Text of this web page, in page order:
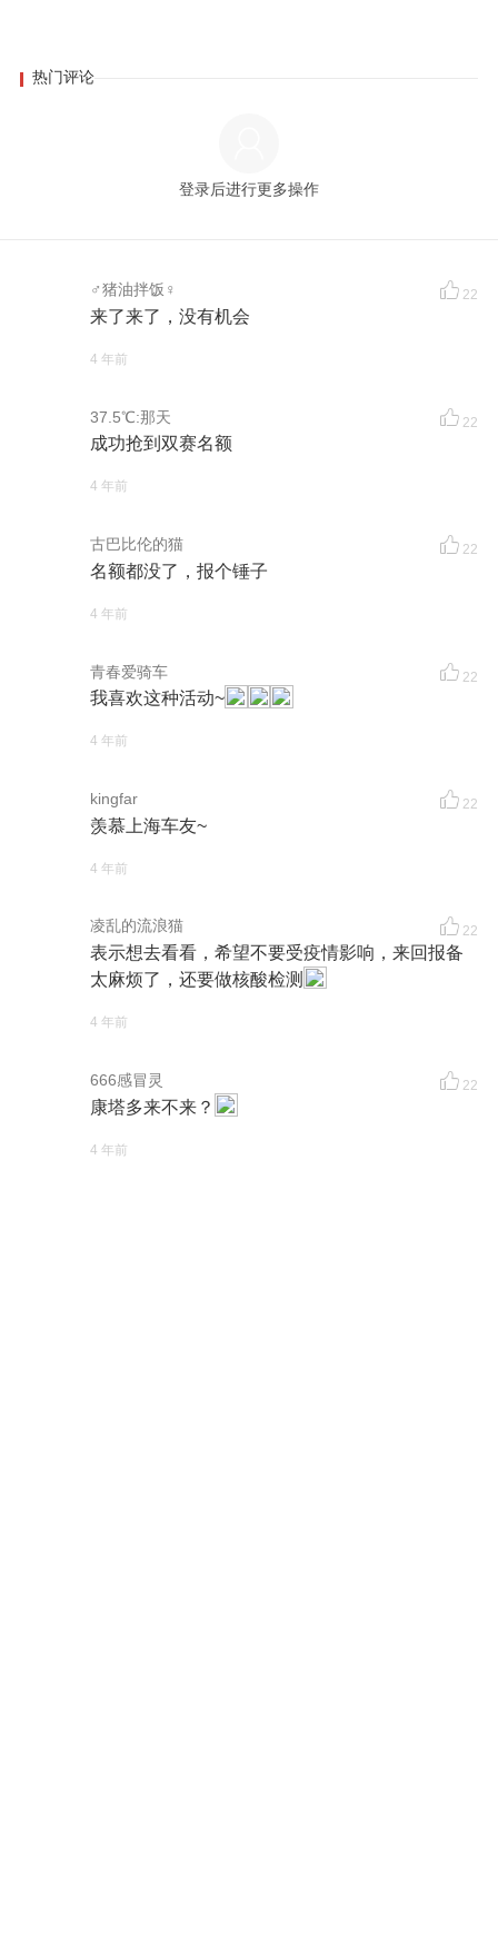
热门评论
登录后进行更多操作
♂猪油拌饭♀ 22
来了来了，没有机会
4 年前
37.5℃:那天 22
成功抢到双赛名额
4 年前
古巴比伦的猫 22
名额都没了，报个锤子
4 年前
青春爱骑车 22
我喜欢这种活动~
4 年前
kingfar 22
羡慕上海车友~
4 年前
凌乱的流浪猫 22
表示想去看看，希望不要受疫情影响，来回报备
太麻烦了，还要做核酸检测
4 年前
666感冒灵 22
康塔多来不来？
4 年前